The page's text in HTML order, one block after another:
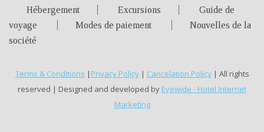
Hébergement
Excursions
Guide de
voyage
Modes de paiement
Nouvelles de la
société
Terms & Conditions | Privacy Policy| Cancelation Policy| All rights
reserved | Designed and developed by Eyewide - Hotel Internet
Marketing